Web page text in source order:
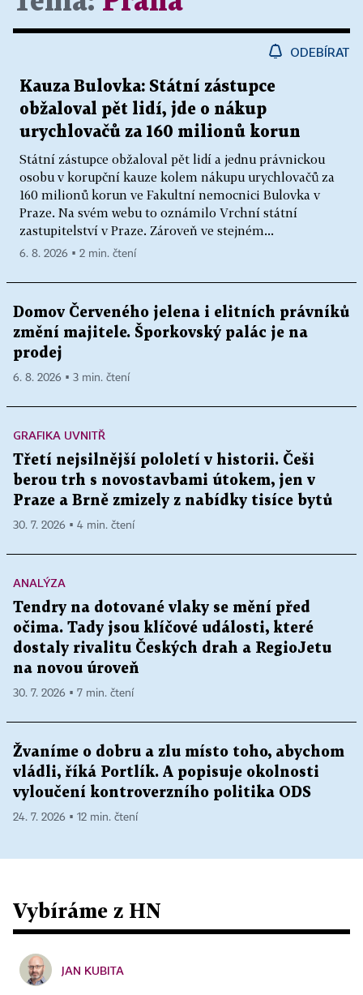
ODEBÍRAT
Kauza Bulovka: Státní zástupce
obžaloval pět lidí, jde o nákup
urychlovačů za 160 milionů korun
Státní zástupce obžaloval pět lidí a jednu právnickou
osobu v korupční kauze kolem nákupu urychlovačů za
160 milionů korun ve Fakultní nemocnici Bulovka v
Praze. Na svém webu to oznámilo Vrchní státní
zastupitelství v Praze. Zároveň ve stejném...
6. 8. 2026 ▪ 2 min. čtení
Domov Červeného jelena i elitních právníků
změní majitele. Šporkovský palác je na
prodej
6. 8. 2026 ▪ 3 min. čtení
GRAFIKA UVNITŘ
Třetí nejsilnější pololetí v historii. Češi
berou trh s novostavbami útokem, jen v
Praze a Brně zmizely z nabídky tisíce bytů
30. 7. 2026 ▪ 4 min. čtení
ANALÝZA
Tendry na dotované vlaky se mění před
očima. Tady jsou klíčové události, které
dostaly rivalitu Českých drah a RegioJetu
na novou úroveň
30. 7. 2026 ▪ 7 min. čtení
Žvaníme o dobru a zlu místo toho, abychom
vládli, říká Portlík. A popisuje okolnosti
vyloučení kontroverzního politika ODS
24. 7. 2026 ▪ 12 min. čtení
Vybíráme z HN
JAN KUBITA